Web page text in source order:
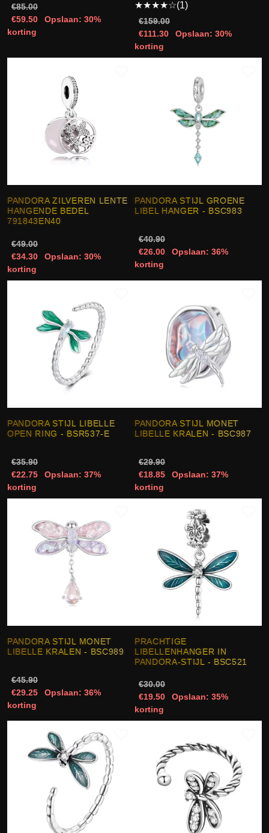
€85.00
€59.50
Opslaan: 30%
korting
★★★★☆(1)
€159.00
€111.30
Opslaan: 30%
korting
PANDORA ZILVEREN LENTE
HANGENDE BEDEL
791843EN40
€49.00
€34.30
Opslaan: 30%
korting
PANDORA STIJL GROENE
LIBEL HANGER - BSC983
€40.90
€26.00
Opslaan: 36%
korting
PANDORA STIJL LIBELLE
OPEN RING - BSR537-E
€35.90
€22.75
Opslaan: 37%
korting
PANDORA STIJL MONET
LIBELLE KRALEN - BSC987
€29.90
€18.85
Opslaan: 37%
korting
PANDORA STIJL MONET
LIBELLE KRALEN - BSC989
€45.90
€29.25
Opslaan: 36%
korting
PRACHTIGE
LIBELLENHANGER IN
PANDORA-STIJL - BSC521
€30.00
€19.50
Opslaan: 35%
korting